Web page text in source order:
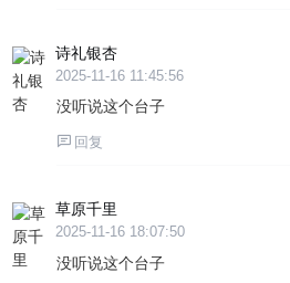
诗礼银杏
2025-11-16 11:45:56
没听说这个台子
回复
草原千里
2025-11-16 18:07:50
没听说这个台子